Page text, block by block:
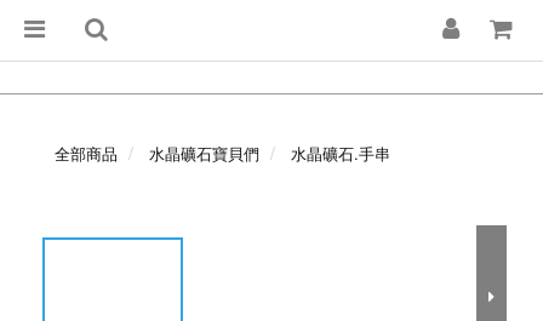
全部商品 水晶礦石寶貝們 水晶礦石.手串